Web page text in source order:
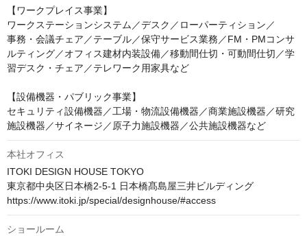
【ワークプレイス事業】
ワークステーションシステム／デスク／ローパーティション／
事務・会議チェア／テーブル／保守サービス業務／FM・PMコンサ
ルティング／オフィス建材内装設備／移動間仕切・可動間仕切／学
習デスク・チェア／テレワーク用家具など
【設備機器・パブリック事業】
セキュリティ設備機器／工場・物流設備機器／商業施設機器／研究
施設機器／サイネージ／原子力施設機器／公共施設機器など
本社オフィス
ITOKI DESIGN HOUSE TOKYO
東京都中央区日本橋2-5-1 日本橋髙島屋三井ビルディング
https://www.itoki.jp/special/designhouse/#access
ショールーム